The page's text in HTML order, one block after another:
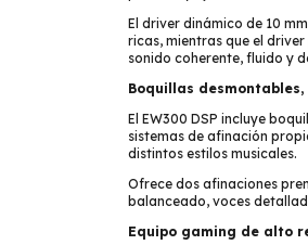
El driver dinámico de 10
ricas, mientras que el
sonido coherente, fluido y
Boquillas
El EW300 DSP incluye
sistemas de afinación
distintos estilos musicales.
Ofrece dos afinaciones
balanceado, voces
Equipo gaming de alto